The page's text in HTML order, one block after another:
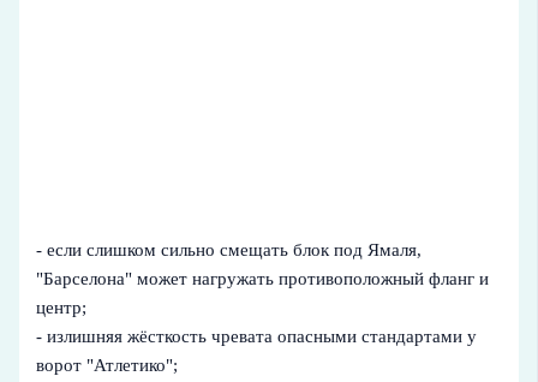
- если слишком сильно смещать блок под Ямаля,
"Барселона" может нагружать противоположный фланг и
центр;
- излишняя жёсткость чревата опасными стандартами у
ворот "Атлетико";